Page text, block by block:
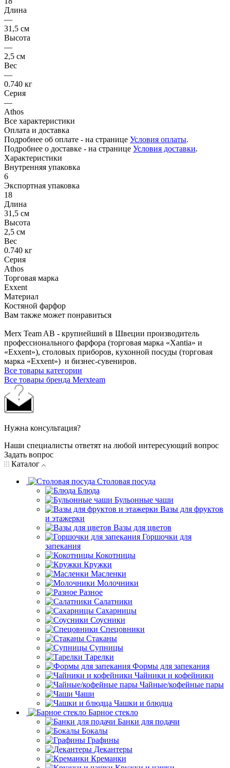
Длина
—
31,5 см
Высота
—
2,5 см
Вес
—
0.740 кг
Серия
—
Athos
Все характеристики
Оплата и доставка
Подробнее об оплате - на странице Условия оплаты.
Подробнее о доставке - на странице Условия доставки.
Характеристики
Внутренняя упаковка
6
Экспортная упаковка
18
Длина
31,5 см
Высота
2,5 см
Вес
0.740 кг
Серия
Athos
Торговая марка
Exxent
Материал
Костяной фарфор
Вам также может понравиться
Merx Team AB - крупнейший в Швеции производитель
профессионального фарфора (торговая марка «Xantia» и
«Exxent»), столовых приборов, кухонной посуды (торговая
марка «Exxent») и бизнес-сувениров.
Все товары категории
Все товары бренда Merxteam
Нужна консультация?
Наши специалисты ответят на любой интересующий вопрос
Задать вопрос
Каталог
Столовая посуда
Блюда
Бульонные чаши
Вазы для фруктов
и этажерки
Вазы для цветов
Горшочки для
запекания
Кокотницы
Кружки
Масленки
Молочники
Разное
Салатники
Сахарницы
Соусники
Спецовники
Стаканы
Супницы
Тарелки
Формы для запекания
Чайники и кофейники
Чайные/кофейные пары
Чаши
Чашки и блюдца
Барное стекло
Банки для подачи
Бокалы
Графины
Декантеры
Креманки